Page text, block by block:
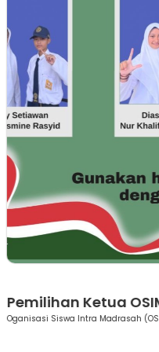
MTs PSA
Bandungan (MTs PSA